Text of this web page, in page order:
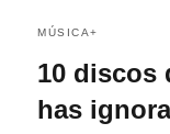
MÚSICA+
10 discos
has